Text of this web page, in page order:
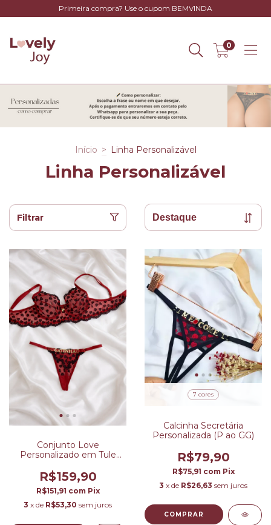
Primeira compra? Use o cupom BEMVINDA
0
Início > Linha Personalizável
Linha Personalizável
Filtrar
Conjunto Love
Personalizado em Tule
R$159,90
R$151,91 com Pix
3 x de R$53,30 sem juros
7 cores
Calcinha Secretária
Personalizada (P ao GG)
R$79,90
R$75,91 com Pix
3 x de R$26,63 sem juros
COMPRAR